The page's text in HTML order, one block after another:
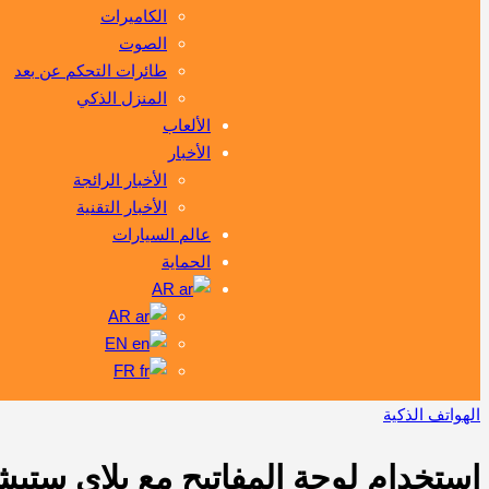
الكاميرات
الصوت
طائرات التحكم عن بعد
المنزل الذكي
الألعاب
الأخبار
الأخبار الرائجة
الأخبار التقنية
عالم السيارات
الحماية
AR
AR
EN
FR
الهواتف الذكية
استخدام لوحة المفاتيح مع بلاي